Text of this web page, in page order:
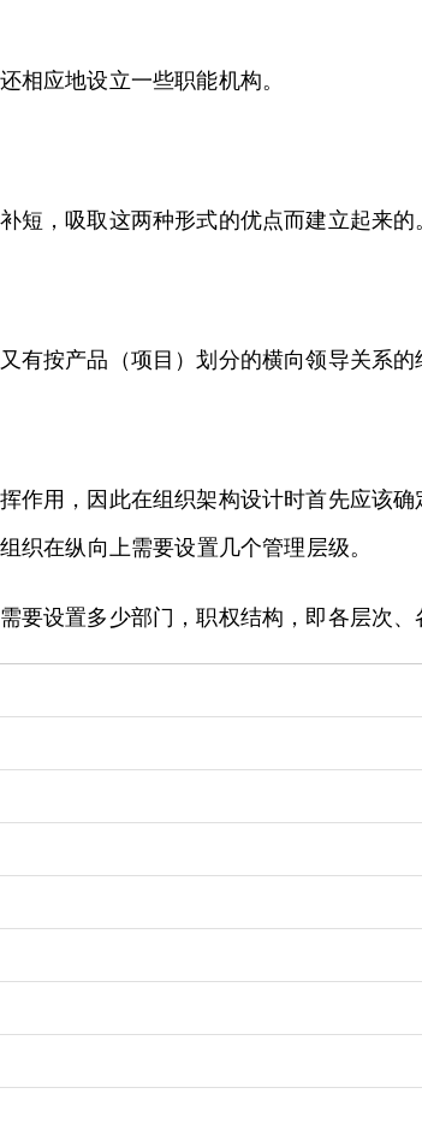
相应地设立一些职能机构。
短，吸取这两种形式的优点而建立起来的
按产品（项目）划分的横向领导关系的
作用，因此在组织架构设计时首先应该
织在纵向上需要设置几个管理层级。
要设置多少部门，职权结构，即各层次